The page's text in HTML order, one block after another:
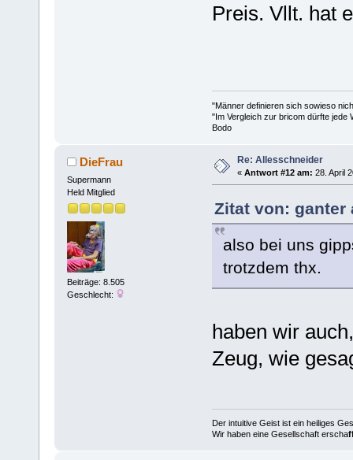
Preis. Vllt. hat
"Männer definieren sich sowieso
"Im Vergleich zur bricom dürfte jede
Bodo
DieFrau
Supermann
Held Mitglied
Beiträge: 8.505
Geschlecht:
Re: Allesschneider
« Antwort #12 am: 28. April
Zitat von: ganter
also bei uns
trotzdem thx.
haben wir
Zeug, wie
Der intuitive Geist ist ein heiliges
Wir haben eine Gesellschaft erschaf